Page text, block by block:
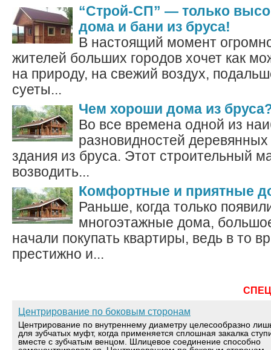
“Строй-СП” — только
дома и бани из бруса!
В настоящий момент
жителей больших городов хочет как
на природу, на свежий воздух,
суеты...
Чем хороши дома из
Во все времена одной из
разновидностей
здания из бруса. Этот строительный
возводить...
Комфортные и приятные
Раньше, когда только
многоэтажные дома,
начали покупать квартиры, ведь в то
престижно и...
Центрирование по боковым сторонам
Центрирование по внутреннему диаметру целесообразно
для зубчатых муфт, когда применяется сплошная закалка
вместе с зубчатым венцом. Шлицевое соединение способно